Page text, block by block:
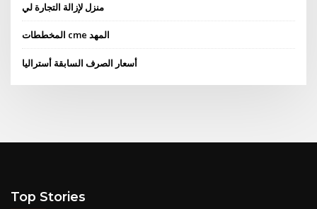
منزل لإزالة التجارة لي
المخططات cme المهد
أسعار الصرف السابقة أستراليا
Top Stories